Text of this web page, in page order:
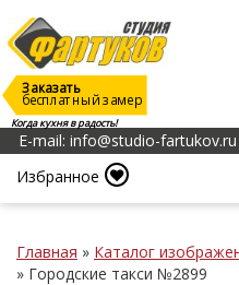
Когда кухня в радость!
Заказать
бесплатный замер
E-mail: info@studio-fartukov.ru
Избранное
Главная » Каталог
» Городские такси №2899